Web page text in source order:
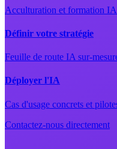
Acculturation et formation IA
Définir votre stratégie
Feuille de route IA sur-
Déployer l'IA
Cas d'usage concrets et
Contactez-nous directement